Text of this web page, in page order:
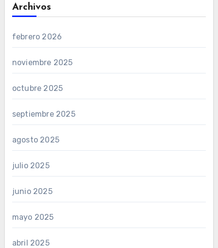
Archivos
febrero 2026
noviembre 2025
octubre 2025
septiembre 2025
agosto 2025
julio 2025
junio 2025
mayo 2025
abril 2025